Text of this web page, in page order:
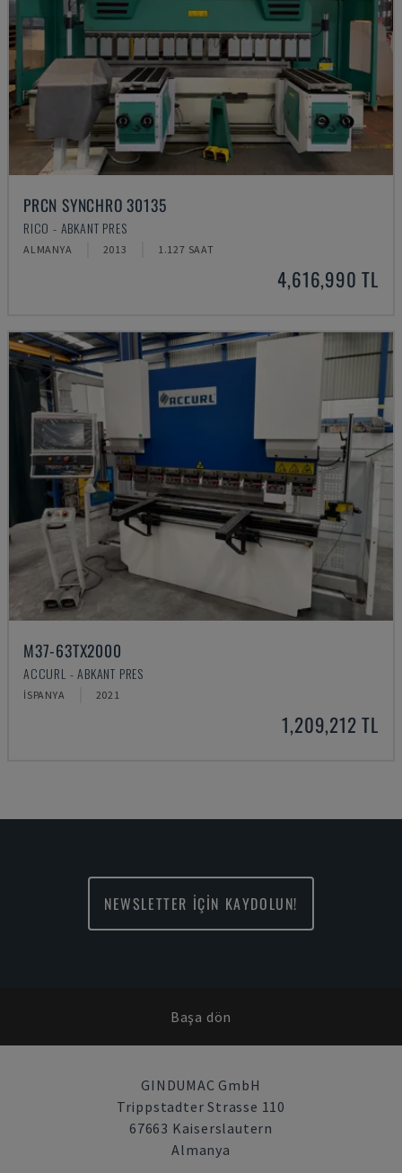
PRCN SYNCHRO 30135
RICO - ABKANT PRES
ALMANYA 2013 1.127 SAAT
4,616,990 TL
M37-63TX2000
ACCURL - ABKANT PRES
İSPANYA 2021
1,209,212 TL
NEWSLETTER İÇİN KAYDOLUN!
Başa dön
GINDUMAC GmbH
Trippstadter Strasse 110
67663 Kaiserslautern
Almanya